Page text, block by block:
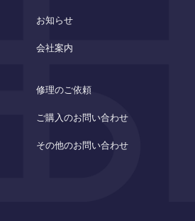
お知らせ
会社案内
修理のご依頼
ご購入のお問い合わせ
その他のお問い合わせ